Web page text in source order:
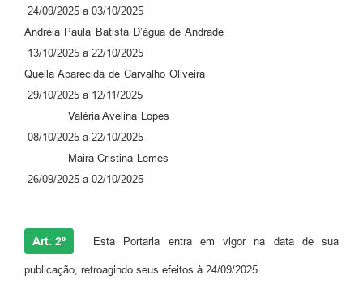
24/09/2025 a 03/10/2025
Andréia Paula Batista D’água de Andrade
13/10/2025 a 22/10/2025
Queila Aparecida de Carvalho Oliveira
29/10/2025 a 12/11/2025
Valéria Avelina Lopes
08/10/2025 a 22/10/2025
Maira Cristina Lemes
26/09/2025 a 02/10/2025
Art. 2º Esta Portaria entra em vigor na data de sua
publicação, retroagindo seus efeitos à 24/09/2025.